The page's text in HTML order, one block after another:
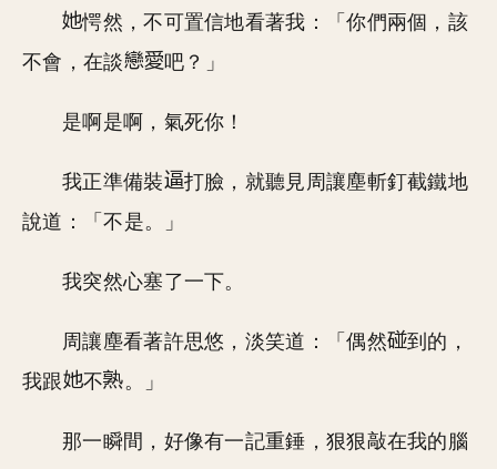
愕然，不可置信地看著我：「你們兩個，該
不會，在談
吧？」
是啊是啊，氣死你！
我正準備裝
打臉，就聽見周讓塵斬釘截鐵地
說道：「不是。」
我突然心塞了一下。
周讓塵看著許思悠，淡笑道：「偶然
到的，
我跟
不 。」
那一瞬間，好像有一記重錘，狠狠敲在我的腦